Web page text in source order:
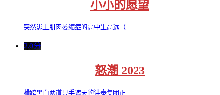
小小的愿望
突然患上肌肉萎缩症的高中生高远（...
2.0分
怒潮 2023
横跨黑白两道只手遮天的洪泰集团正...